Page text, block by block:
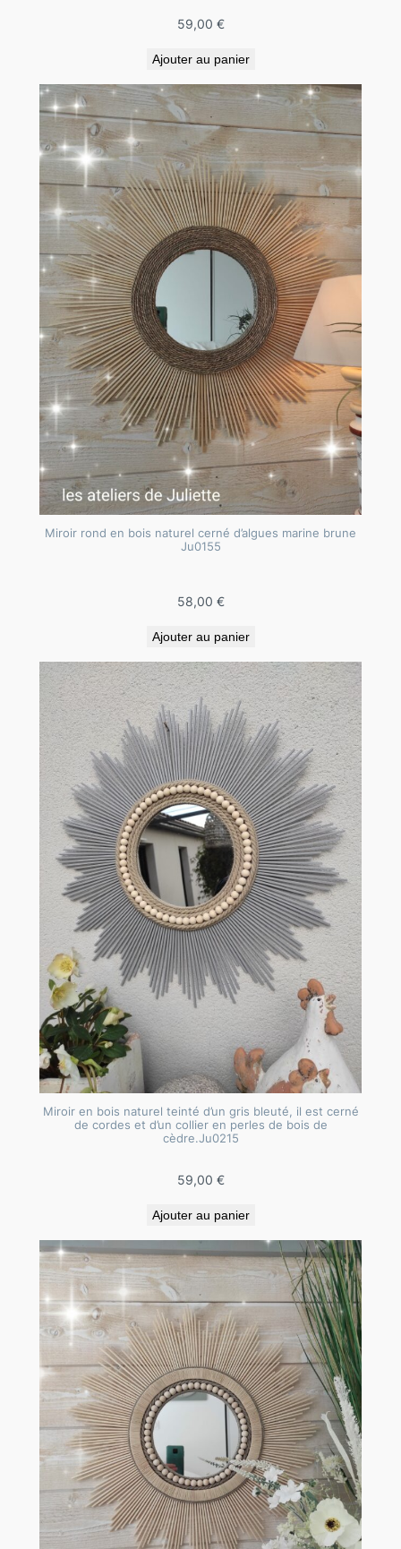
59,00 €
Ajouter au panier
Miroir rond en bois naturel cerné d’algues marine brune
Ju0155
58,00 €
Ajouter au panier
Miroir en bois naturel teinté d’un gris bleuté, il est cerné
de cordes et d’un collier en perles de bois de
cèdre.Ju0215
59,00 €
Ajouter au panier